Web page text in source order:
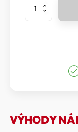
Source
Sandály
VÝHODY